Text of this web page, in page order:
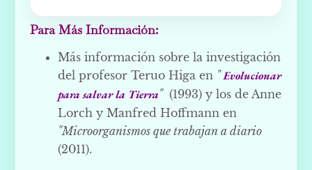
Para Más Información:
Más información sobre la investigación
del profesor Teruo Higa en "Evolucionar
para salvar la Tierra" (1993) y los de Anne
Lorch y Manfred Hoffmann en
"Microorganismos que trabajan a diario
(2011).